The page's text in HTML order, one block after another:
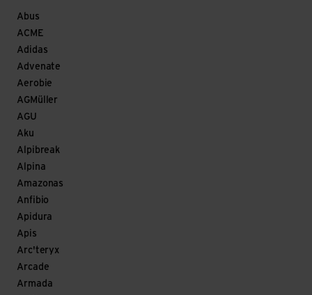
Abus
ACME
Adidas
Advenate
Aerobie
AGMüller
AGU
Aku
Alpibreak
Alpina
Amazonas
Anfibio
Apidura
Apis
Arc'teryx
Arcade
Armada